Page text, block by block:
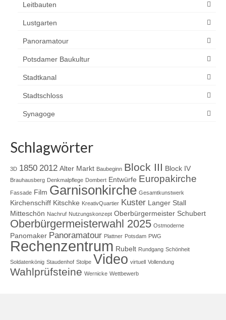
Leitbauten
Lustgarten
Panoramatour
Potsdamer Baukultur
Stadtkanal
Stadtschloss
Synagoge
Schlagwörter
3D 1850 2012 Alter Markt Baubeginn Block III Block IV
Brauhausberg Denkmalpflege Dombert Entwürfe Europakirche
Fassade Film Garnisonkirche Gesamtkunstwerk
Kirchenschiff Kitschke KreativQuartier Kuster Langer Stall
Mitteschön Nachruf Nutzungskonzept Oberbürgermeister Schubert
Oberbürgermeisterwahl 2025 Ostmoderne
Panomaker Panoramatour Plattner Potsdam PWG
Rechenzentrum Rubelt Rundgang Schönheit
Soldatenkönig Staudenhof Stolpe Video virtuell Vollendung
Wahlprüfsteine Wernicke Wettbewerb